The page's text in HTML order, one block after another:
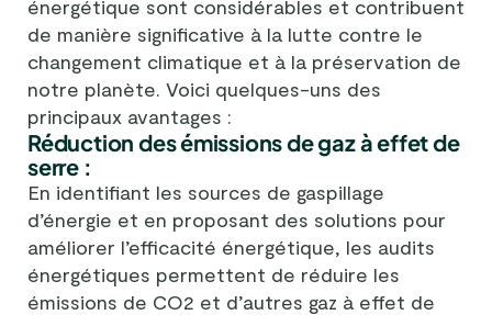
énergétique sont considérables et contribuent
de manière significative à la lutte contre le
changement climatique et à la préservation de
notre planète. Voici quelques-uns des
principaux avantages :
Réduction des émissions de gaz à effet de
serre :
En identifiant les sources de gaspillage
d’énergie et en proposant des solutions pour
améliorer l’efficacité énergétique, les audits
énergétiques permettent de réduire les
émissions de CO2 et d’autres gaz à effet de